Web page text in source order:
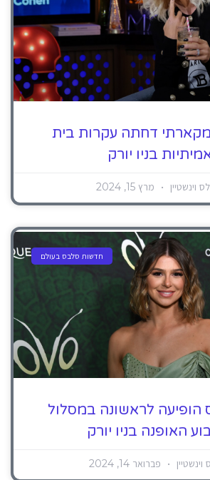
מקארתי דחתה עקרות בית
בניו יורק
וינשטיין מרץ 15, 2024
חדשות סלבס בעולם
הופיעה לראשונה במסלול
האופנה בניו יורק
וינשטיין פברואר 14, 2024